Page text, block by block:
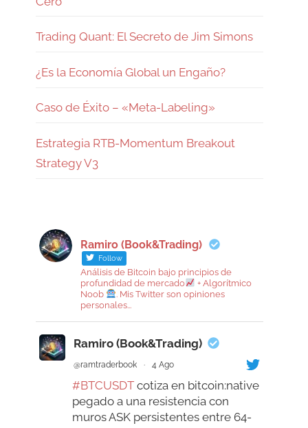
Trading Quant: El Secreto de Jim Simons
¿Es la Economía Global un Engaño?
Caso de Éxito – «Meta-Labeling»
Estrategia RTB-Momentum Breakout
Strategy V3
Ramiro (Book&Trading)
Follow
Análisis de Bitcoin bajo principios de
profundidad de mercado
+ Algorítmico
Noob
. Mis Twitter son opiniones
personales...
Ramiro (Book&Trading)
@ramtraderbook · 4 Ago
#BTCUSDT cotiza en bitcoin:native
pegado a una resistencia con
muros ASK persistentes entre 64-